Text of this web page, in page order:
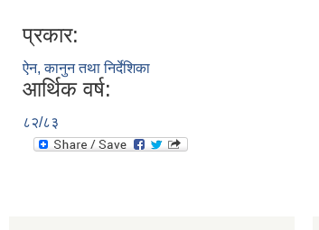
प्रकार:
ऐन, कानुन तथा निर्देशिका
आर्थिक वर्ष:
८२/८३